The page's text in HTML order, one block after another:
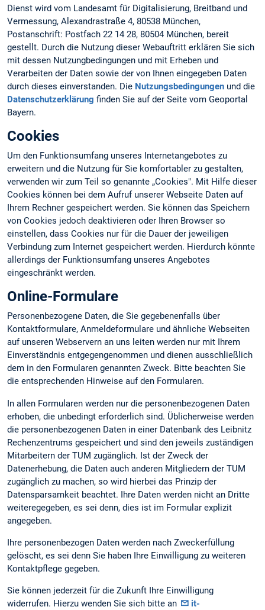
Dienst wird vom Landesamt für Digitalisierung, Breitband und
Vermessung, Alexandrastraße 4, 80538 München,
Postanschrift: Postfach 22 14 28, 80504 München, bereit
gestellt. Durch die Nutzung dieser Webauftritt erklären Sie sich
mit dessen Nutzungbedingungen und mit Erheben und
Verarbeiten der Daten sowie der von Ihnen eingegeben Daten
durch dieses einverstanden. Die Nutzungsbedingungen und die
Datenschutzerklärung finden Sie auf der Seite vom Geoportal
Bayern.
Cookies
Um den Funktionsumfang unseres Internetangebotes zu
erweitern und die Nutzung für Sie komfortabler zu gestalten,
verwenden wir zum Teil so genannte „Cookies". Mit Hilfe dieser
Cookies können bei dem Aufruf unserer Webseite Daten auf
Ihrem Rechner gespeichert werden. Sie können das Speichern
von Cookies jedoch deaktivieren oder Ihren Browser so
einstellen, dass Cookies nur für die Dauer der jeweiligen
Verbindung zum Internet gespeichert werden. Hierdurch könnte
allerdings der Funktionsumfang unseres Angebotes
eingeschränkt werden.
Online-Formulare
Personenbezogene Daten, die Sie gegebenenfalls über
Kontaktformulare, Anmeldeformulare und ähnliche Webseiten
auf unseren Webservern an uns leiten werden nur mit Ihrem
Einverständnis entgegengenommen und dienen ausschließlich
dem in den Formularen genannten Zweck. Bitte beachten Sie
die entsprechenden Hinweise auf den Formularen.
In allen Formularen werden nur die personenbezogenen Daten
erhoben, die unbedingt erforderlich sind. Üblicherweise werden
die personenbezogenen Daten in einer Datenbank des Leibnitz
Rechenzentrums gespeichert und sind den jeweils zuständigen
Mitarbeitern der TUM zugänglich. Ist der Zweck der
Datenerhebung, die Daten auch anderen Mitgliedern der TUM
zugänglich zu machen, so wird hierbei das Prinzip der
Datensparsamkeit beachtet. Ihre Daten werden nicht an Dritte
weiteregegeben, es sei denn, dies ist im Formular explizit
angegeben.
Ihre personenbezogen Daten werden nach Zweckerfüllung
gelöscht, es sei denn Sie haben Ihre Einwilligung zu weiteren
Kontaktpflege gegeben.
Sie können jederzeit für die Zukunft Ihre Einwilligung
widerrufen. Hierzu wenden Sie sich bitte an
it-